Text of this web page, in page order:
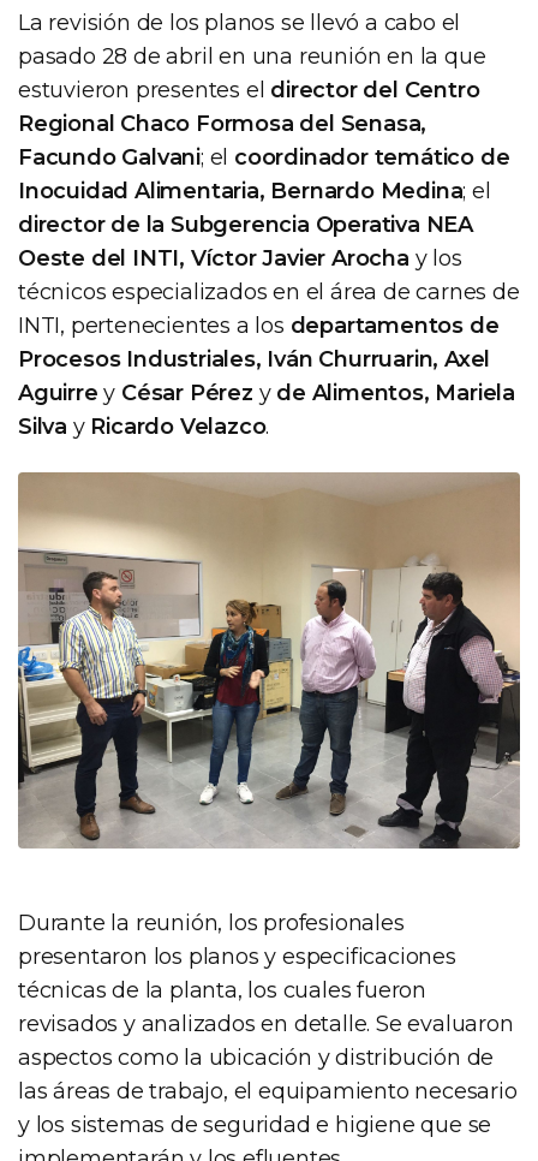
La revisión de los planos se llevó a cabo el
pasado 28 de abril en una reunión en la que
estuvieron presentes el director del Centro
Regional Chaco Formosa del Senasa,
Facundo Galvani; el coordinador temático de
Inocuidad Alimentaria, Bernardo Medina; el
director de la Subgerencia Operativa NEA
Oeste del INTI, Víctor Javier Arocha y los
técnicos especializados en el área de carnes de
INTI, pertenecientes a los departamentos de
Procesos Industriales, Iván Churruarin, Axel
Aguirre y César Pérez y de Alimentos, Mariela
Silva y Ricardo Velazco.
Durante la reunión, los profesionales
presentaron los planos y especificaciones
técnicas de la planta, los cuales fueron
revisados y analizados en detalle. Se evaluaron
aspectos como la ubicación y distribución de
las áreas de trabajo, el equipamiento necesario
y los sistemas de seguridad e higiene que se